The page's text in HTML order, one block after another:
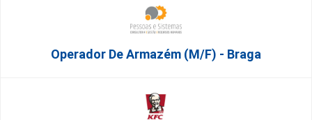
Operador De Armazém (m/f) - Braga